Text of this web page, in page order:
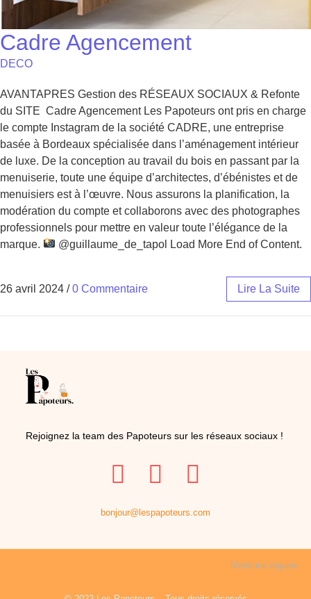
Cadre Agencement
DECO
AVANTAPRES Gestion des RÉSEAUX SOCIAUX & Refonte
du SITE Cadre Agencement Les Papoteurs ont pris en charge
le compte Instagram de la société CADRE, une entreprise
basée à Bordeaux spécialisée dans l’aménagement intérieur
de luxe. De la conception au travail du bois en passant par la
menuiserie, toute une équipe d’architectes, d’ébénistes et de
menuisiers est à l’œuvre. Nous assurons la planification, la
modération du compte et collaborons avec des photographes
professionnels pour mettre en valeur toute l’élégance de la
marque.
@guillaume_de_tapol Load More End of Content.
26 avril 2024 / 0 Commentaire Lire La Suite
Rejoignez la team des Papoteurs sur les réseaux sociaux !
bonjour@lespapoteurs.com
Mentions légales